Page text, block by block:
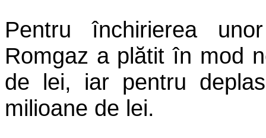
Pentru închirierea
Romgaz a plătit în mod
de lei, iar pentru
milioane de lei.